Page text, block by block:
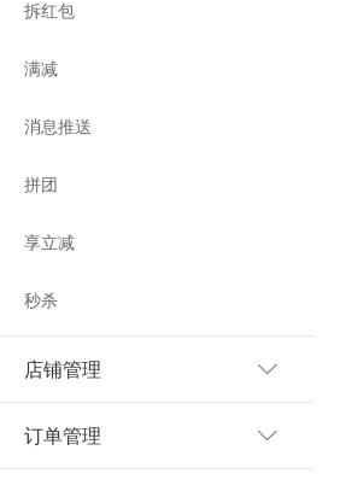
拆红包
满减
消息推送
拼团
享立减
秒杀
店铺管理
订单管理